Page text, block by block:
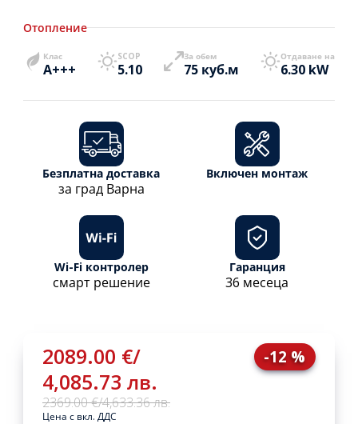
2089.00 €/
4,085.73 лв.
2369.00 €/4,633.36 лв.
-12 %
Цена с вкл. ДДС
Отопление
Клас
A+++
SCOP
5.10
За обем
75 куб.м
Отдаване на
6.30 kW
Безплатна доставка
за град Варна
Включен монтаж
Wi-Fi контролер
смарт решение
Гаранция
36 месеца